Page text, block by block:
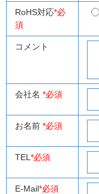
RoHS対応*必
須
コメント
会社名 *必須
お名前 *必須
TEL *必須
E-Mail*必須